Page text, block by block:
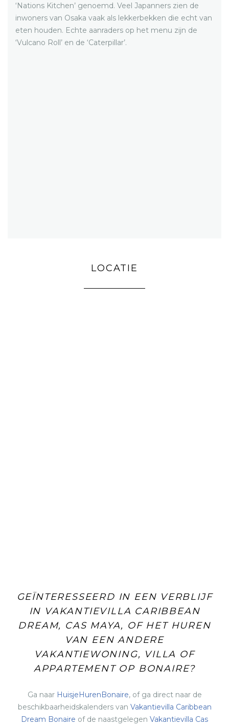
‘Nations Kitchen’ genoemd. Veel Japanners zien de
inwoners van Osaka vaak als lekkerbekken die echt van
eten houden. Echte aanraders op het menu zijn de
‘Vulcano Roll’ en de ‘Caterpillar’.
LOCATIE
GEÏNTERESSEERD IN EEN VERBLIJF
IN VAKANTIEVILLA CARIBBEAN
DREAM, CAS MAYA, OF HET HUREN
VAN EEN ANDERE
VAKANTIEWONING, VILLA OF
APPARTEMENT OP BONAIRE?
Ga naar HuisjeHurenBonaire, of ga direct naar de
beschikbaarheidskalenders van Vakantievilla Caribbean
Dream Bonaire of de naastgelegen Vakantievilla Cas